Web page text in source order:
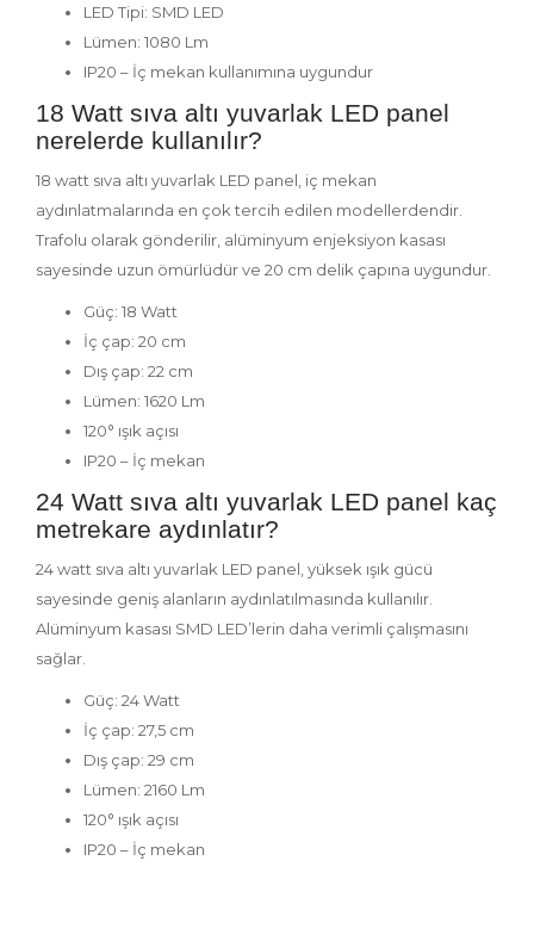
LED Tipi: SMD LED
Lümen: 1080 Lm
IP20 – İç mekan kullanımına uygundur
18 Watt sıva altı yuvarlak LED panel
nerelerde kullanılır?
18 watt sıva altı yuvarlak LED panel, iç mekan
aydınlatmalarında en çok tercih edilen modellerdendir.
Trafolu olarak gönderilir, alüminyum enjeksiyon kasası
sayesinde uzun ömürlüdür ve 20 cm delik çapına uygundur.
Güç: 18 Watt
İç çap: 20 cm
Dış çap: 22 cm
Lümen: 1620 Lm
120° ışık açısı
IP20 – İç mekan
24 Watt sıva altı yuvarlak LED panel kaç
metrekare aydınlatır?
24 watt sıva altı yuvarlak LED panel, yüksek ışık gücü
sayesinde geniş alanların aydınlatılmasında kullanılır.
Alüminyum kasası SMD LED’lerin daha verimli çalışmasını
sağlar.
Güç: 24 Watt
İç çap: 27,5 cm
Dış çap: 29 cm
Lümen: 2160 Lm
120° ışık açısı
IP20 – İç mekan